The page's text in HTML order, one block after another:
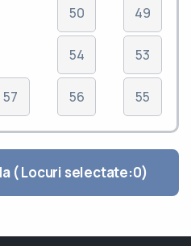
57
50
54
56
49
53
55
Finalizează comanda ( Locuri selectate:0)